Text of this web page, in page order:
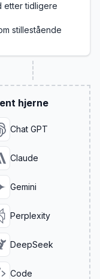
etter tidligere
stillestående
hjerne
Chat GPT
Claude
Gemini
Perplexity
DeepSeek
Code